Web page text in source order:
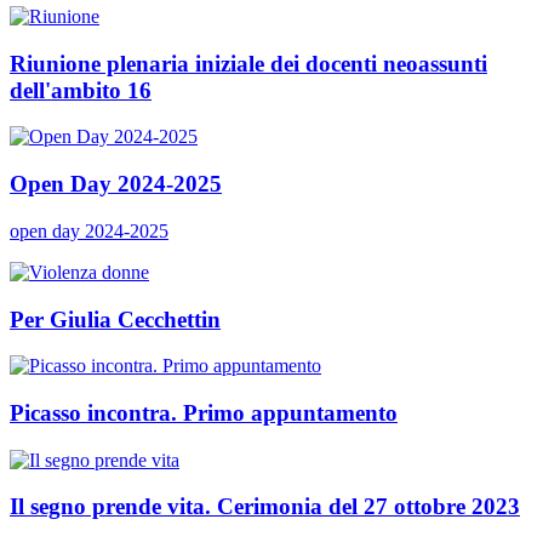
Riunione plenaria iniziale dei docenti neoassunti
dell'ambito 16
Open Day 2024-2025
open day 2024-2025
Per Giulia Cecchettin
Picasso incontra. Primo appuntamento
Il segno prende vita. Cerimonia del 27 ottobre 2023